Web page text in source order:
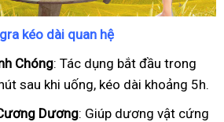
kéo dài quan hệ
Chóng: Tác dụng bắt đầu trong
sau khi uống, kéo dài khoảng 5h.
Dương: Giúp dương vật cứng